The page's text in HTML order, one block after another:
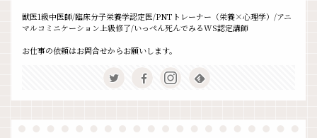
獣医1級中医師/臨床分子栄養学認定医/PNTトレーナー（栄養×心理学）/アニ
マルコミニケーション上級修了/いっぺん死んでみるWS認定講師
お仕事の依頼はお問合せからお願いします。